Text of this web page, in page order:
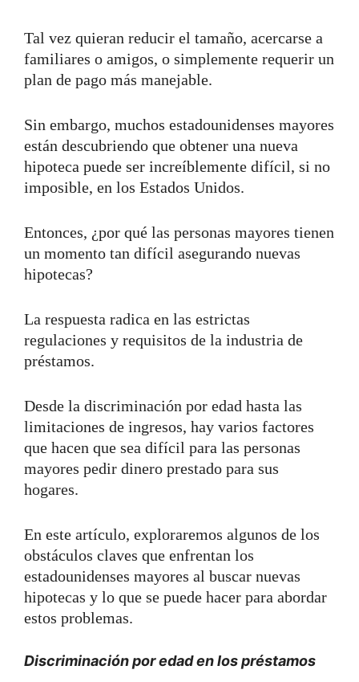
Tal vez quieran reducir el tamaño, acercarse a
familiares o amigos, o simplemente requerir un
plan de pago más manejable.
Sin embargo, muchos estadounidenses mayores
están descubriendo que obtener una nueva
hipoteca puede ser increíblemente difícil, si no
imposible, en los Estados Unidos.
Entonces, ¿por qué las personas mayores tienen
un momento tan difícil asegurando nuevas
hipotecas?
La respuesta radica en las estrictas
regulaciones y requisitos de la industria de
préstamos.
Desde la discriminación por edad hasta las
limitaciones de ingresos, hay varios factores
que hacen que sea difícil para las personas
mayores pedir dinero prestado para sus
hogares.
En este artículo, exploraremos algunos de los
obstáculos claves que enfrentan los
estadounidenses mayores al buscar nuevas
hipotecas y lo que se puede hacer para abordar
estos problemas.
Discriminación por edad en los préstamos